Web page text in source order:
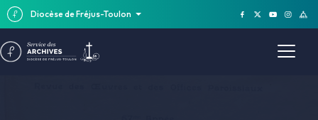
Diocèse de Fréjus-Toulon